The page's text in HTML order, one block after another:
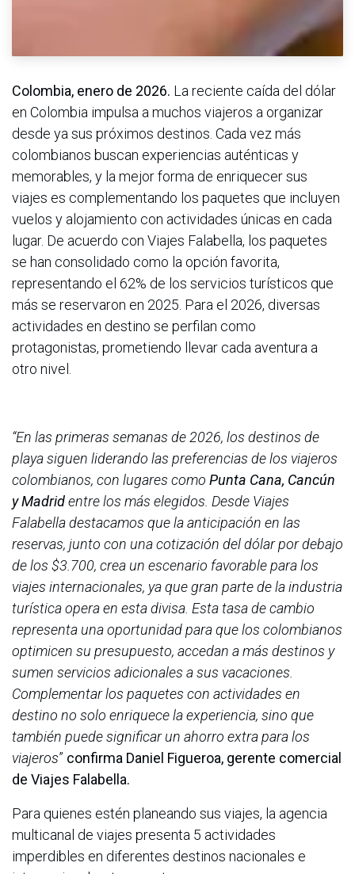
Colombia, enero de 2026. La reciente caída del dólar
en Colombia impulsa a muchos viajeros a organizar
desde ya sus próximos destinos. Cada vez más
colombianos buscan experiencias auténticas y
memorables, y la mejor forma de enriquecer sus
viajes es complementando los paquetes que incluyen
vuelos y alojamiento con actividades únicas en cada
lugar. De acuerdo con Viajes Falabella, los paquetes
se han consolidado como la opción favorita,
representando el 62% de los servicios turísticos que
más se reservaron en 2025. Para el 2026, diversas
actividades en destino se perfilan como
protagonistas, prometiendo llevar cada aventura a
otro nivel.
“En las primeras semanas de 2026, los destinos de
playa siguen liderando las preferencias de los viajeros
colombianos, con lugares como Punta Cana, Cancún
y Madridentre los más elegidos. Desde Viajes
Falabella destacamos que la anticipación en las
reservas, junto con una cotización del dólar por debajo
de los $3.700, crea un escenario favorable para los
viajes internacionales, ya que gran parte de la industria
turística opera en esta divisa. Esta tasa de cambio
representa una oportunidad para que los colombianos
optimicen su presupuesto, accedan a más destinos y
sumen servicios adicionales a sus vacaciones.
Complementar los paquetes con actividades en
destino no solo enriquece la experiencia, sino que
también puede significar un ahorro extra para los
viajeros” confirma Daniel Figueroa, gerente comercial
de Viajes Falabella.
Para quienes estén planeando sus viajes, la agencia
multicanal de viajes presenta 5 actividades
imperdibles en diferentes destinos nacionales e